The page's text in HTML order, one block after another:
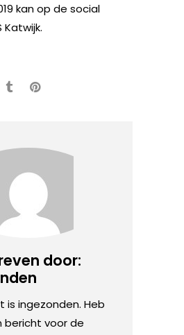
kan op de social
Katwijk.
door:
is ingezonden. Heb
bericht voor de